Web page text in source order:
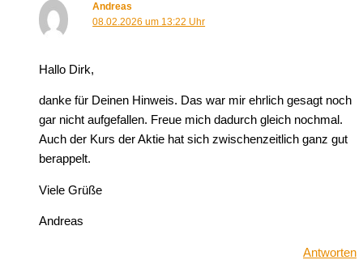
Andreas
08.02.2026 um 13:22 Uhr
Hallo Dirk,
danke für Deinen Hinweis. Das war mir ehrlich gesagt noch
gar nicht aufgefallen. Freue mich dadurch gleich nochmal.
Auch der Kurs der Aktie hat sich zwischenzeitlich ganz gut
berappelt.
Viele Grüße
Andreas
Antworten